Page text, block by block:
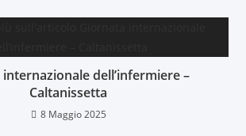
dell’infermiere –
Caltanissetta
8 Maggio 2025